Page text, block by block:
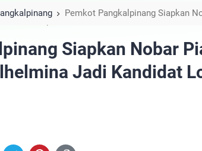
Pemkot Pangkalpinang Siapkan
Lokasi Utama
Siapkan Nobar
Jadi Kandidat